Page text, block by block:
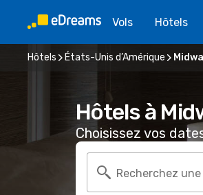
Vols Hôtels
Hôtels États-Unis d’Amérique
Hôtels à
Choisissez vos